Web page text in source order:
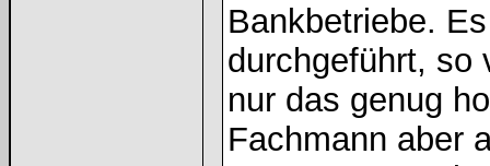
Bankbetriebe.
durchgeführt, so
nur das genug
Fachmann aber